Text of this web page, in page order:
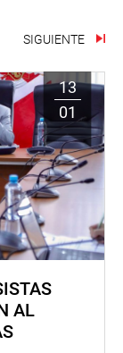
SIGUIENTE
13
01
AL